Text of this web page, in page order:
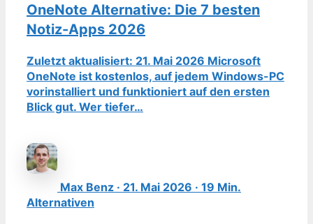
OneNote Alternative: Die 7 besten
Notiz-Apps 2026
Zuletzt aktualisiert: 21. Mai 2026 Microsoft
OneNote ist kostenlos, auf jedem Windows-PC
vorinstalliert und funktioniert auf den ersten
Blick gut. Wer tiefer…
Max Benz · 21. Mai 2026 · 19 Min.
Alternativen